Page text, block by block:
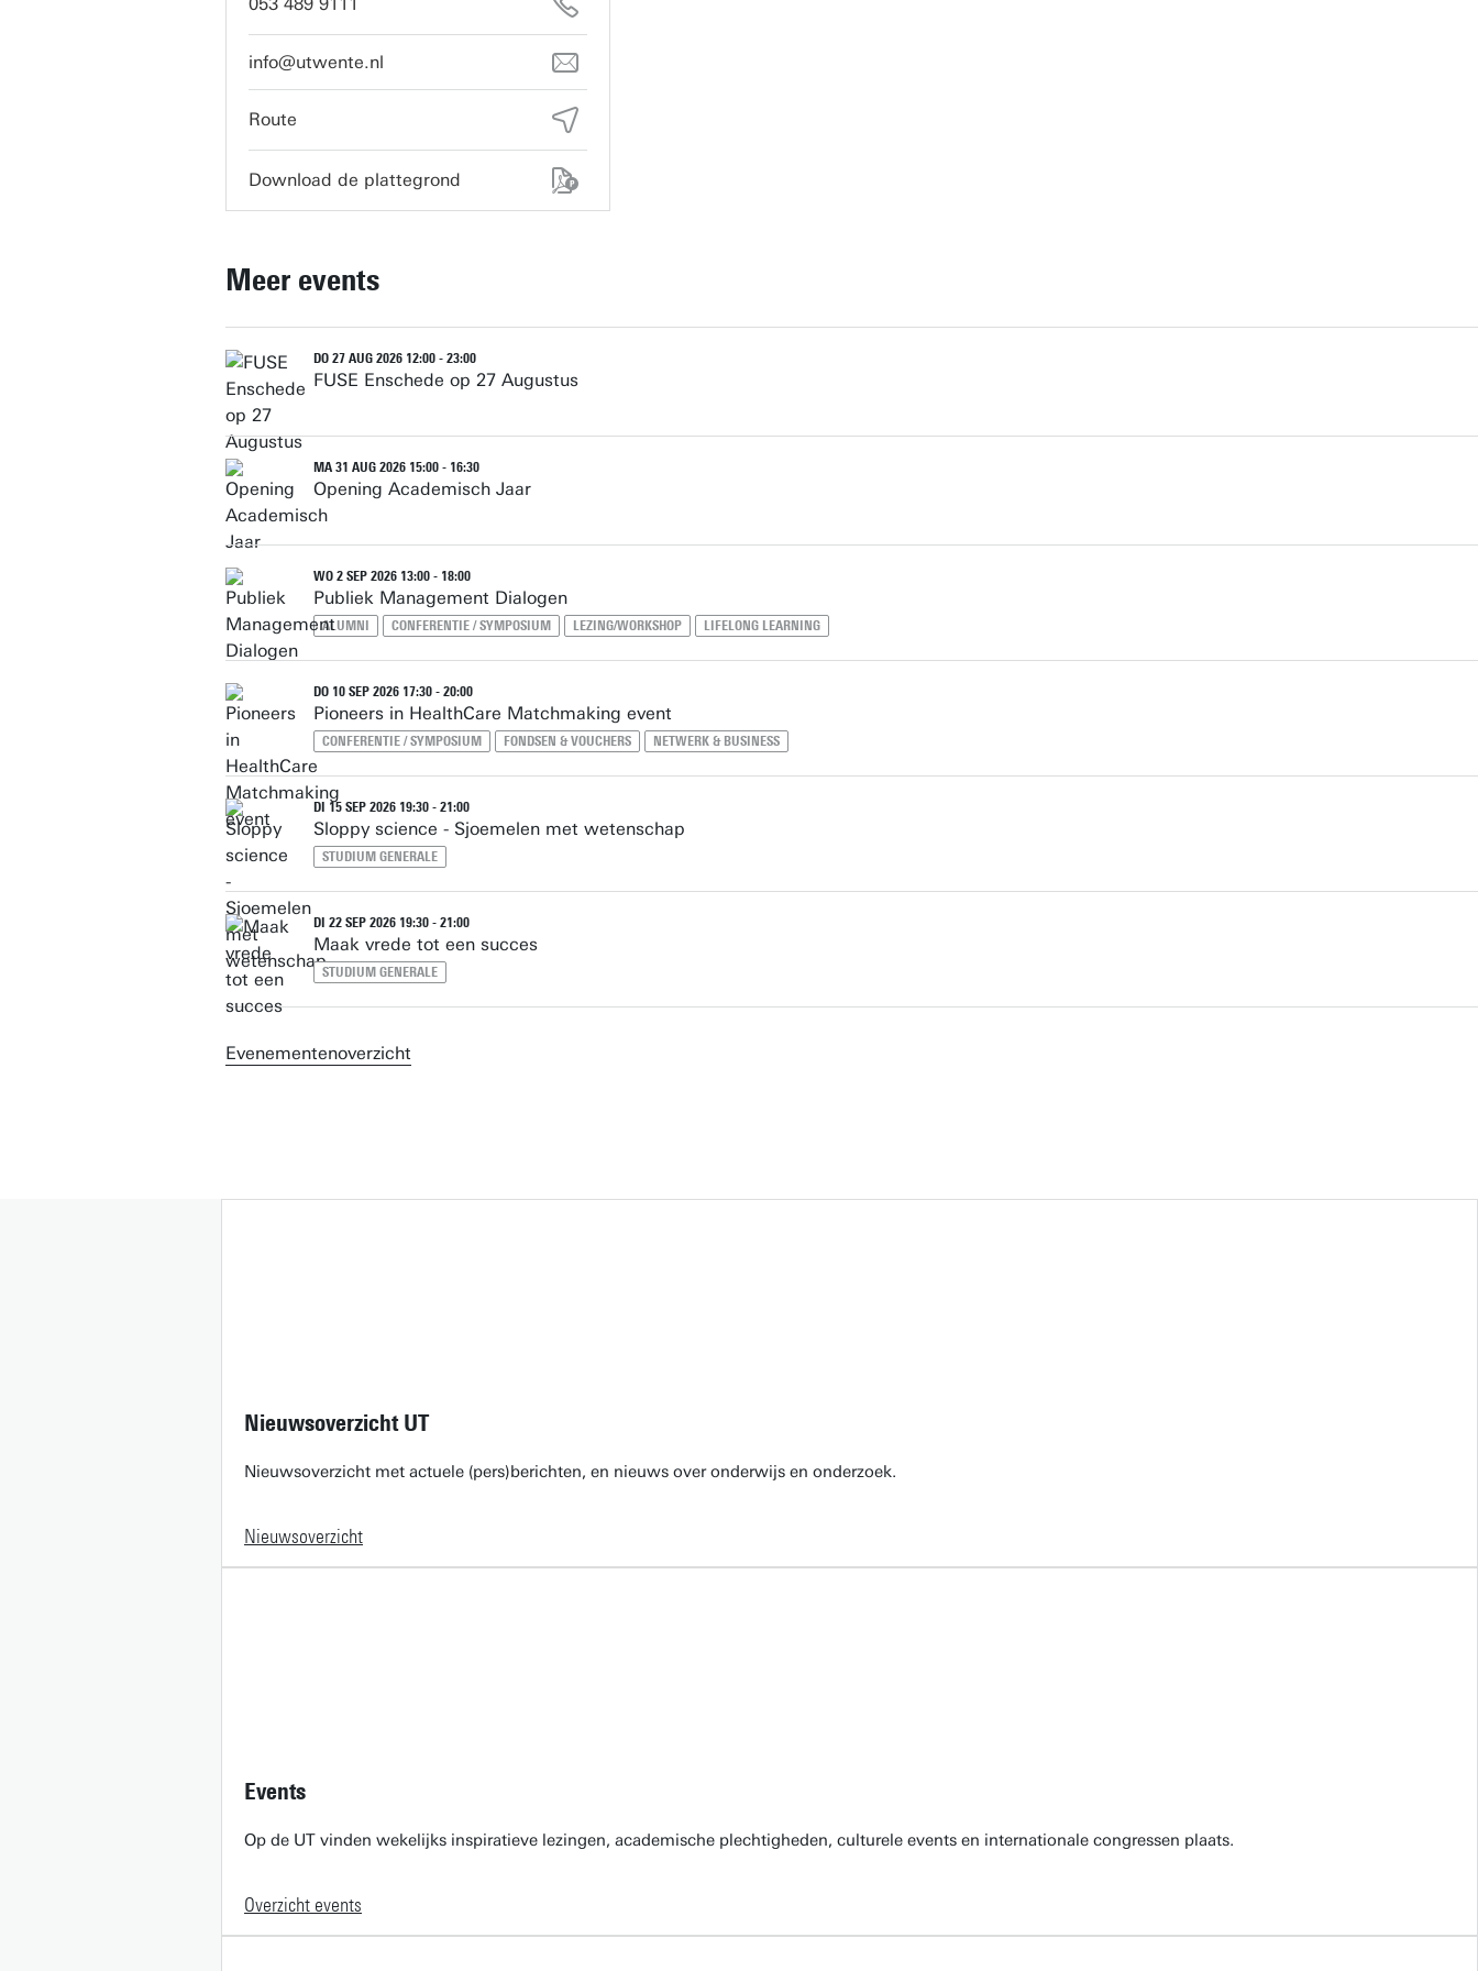
info@utwente.nl
Route
Download de plattegrond
Meer events
DO 27 AUG 2026 12:00 - 23:00
FUSE Enschede op 27 Augustus
MA 31 AUG 2026 15:00 - 16:30
Opening Academisch Jaar
WO 2 SEP 2026 13:00 - 18:00
Publiek Management Dialogen
ALUMNI CONFERENTIE / SYMPOSIUM LEZING/WORKSHOP LIFELONG LEARNING
DO 10 SEP 2026 17:30 - 20:00
Pioneers in HealthCare Matchmaking event
CONFERENTIE / SYMPOSIUM FONDSEN & VOUCHERS NETWERK & BUSINESS
DI 15 SEP 2026 19:30 - 21:00
Sloppy science - Sjoemelen met wetenschap
STUDIUM GENERALE
DI 22 SEP 2026 19:30 - 21:00
Maak vrede tot een succes
STUDIUM GENERALE
Evenementenoverzicht
Nieuwsoverzicht UT
Nieuwsoverzicht met actuele (pers)berichten, en nieuws over onderwijs en onderzoek.
Nieuwsoverzicht
Events
Op de UT vinden wekelijks inspiratieve lezingen, academische plechtigheden, culturele events en internationale congressen plaats.
Overzicht events